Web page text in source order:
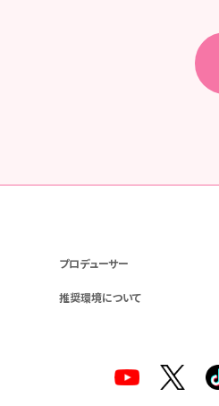
プロデューサー
推奨環境について